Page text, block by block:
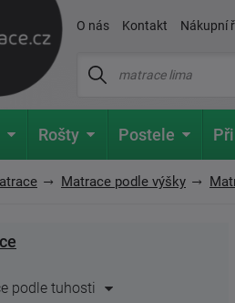
O nás Kontakt Nákupní
Rošty Postele
Matrace podle výšky
podle tuhosti